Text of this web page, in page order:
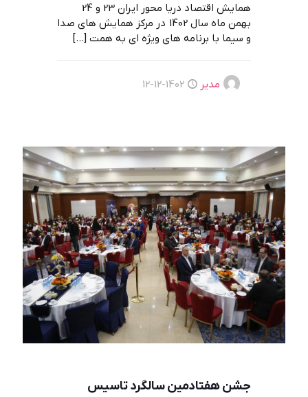
همایش اقتصاد دریا محور ایران 23 و 24
بهمن ماه سال 1402 در مرکز همایش های صدا
و سیما با برنامه های ویژه ای به همت […]
مدیر 1402-12-12
جشن هفتادمین سالگرد تاسیس